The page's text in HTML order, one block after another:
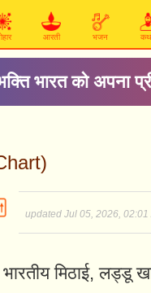
आरती भजन
भारत को अपना
updated Jul 05, 2026, 02:01
मिठाई, लड्डू